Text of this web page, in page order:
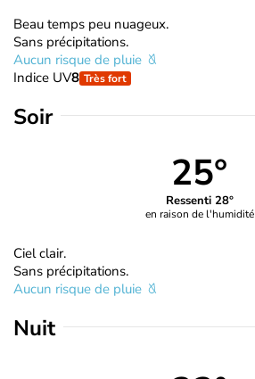
Beau temps peu nuageux.
Sans précipitations.
Aucun risque de pluie
Indice UV8 Très fort
Soir
25°
Ressenti 28°
en raison de l'humidité
Ciel clair.
Sans précipitations.
Aucun risque de pluie
Nuit